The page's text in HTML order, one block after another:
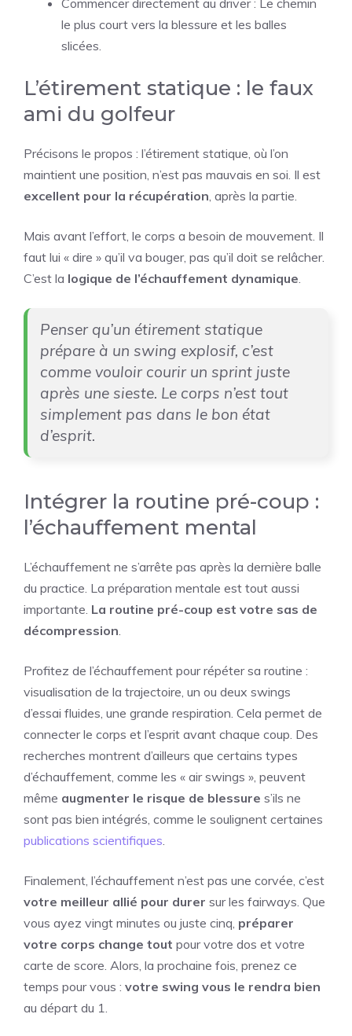
Commencer directement au driver : Le chemin
le plus court vers la blessure et les balles
slicées.
L’étirement statique : le faux
ami du golfeur
Précisons le propos : l’étirement statique, où l’on
maintient une position, n’est pas mauvais en soi. Il est
excellent pour la récupération, après la partie.
Mais avant l’effort, le corps a besoin de mouvement. Il
faut lui « dire » qu’il va bouger, pas qu’il doit se relâcher.
C’est la logique de l’échauffement dynamique.
Penser qu’un étirement statique
prépare à un swing explosif, c’est
comme vouloir courir un sprint juste
après une sieste. Le corps n’est tout
simplement pas dans le bon état
d’esprit.
Intégrer la routine pré-coup :
l’échauffement mental
L’échauffement ne s’arrête pas après la dernière balle
du practice. La préparation mentale est tout aussi
importante. La routine pré-coup est votre sas de
décompression.
Profitez de l’échauffement pour répéter sa routine :
visualisation de la trajectoire, un ou deux swings
d’essai fluides, une grande respiration. Cela permet de
connecter le corps et l’esprit avant chaque coup. Des
recherches montrent d’ailleurs que certains types
d’échauffement, comme les « air swings », peuvent
même augmenter le risque de blessure s’ils ne
sont pas bien intégrés, comme le soulignent certaines
publications scientifiques.
Finalement, l’échauffement n’est pas une corvée, c’est
votre meilleur allié pour durer sur les fairways. Que
vous ayez vingt minutes ou juste cinq, préparer
votre corps change tout pour votre dos et votre
carte de score. Alors, la prochaine fois, prenez ce
temps pour vous : votre swing vous le rendra bien
au départ du 1.